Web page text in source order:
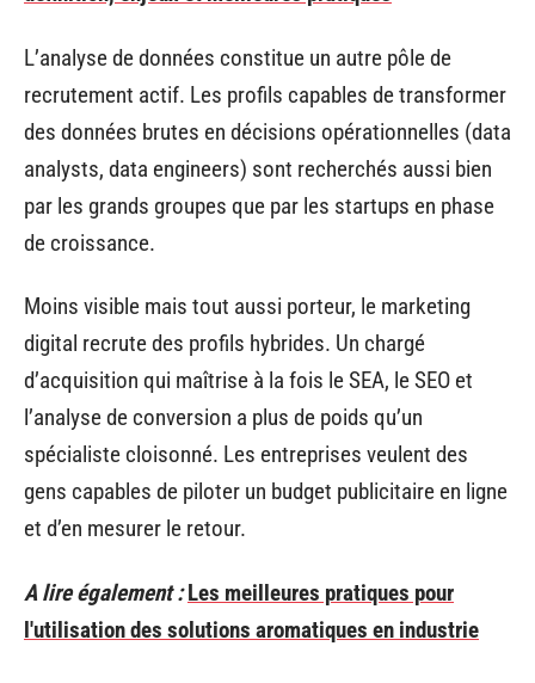
L’analyse de données constitue un autre pôle de
recrutement actif. Les profils capables de transformer
des données brutes en décisions opérationnelles (data
analysts, data engineers) sont recherchés aussi bien
par les grands groupes que par les startups en phase
de croissance.
Moins visible mais tout aussi porteur, le marketing
digital recrute des profils hybrides. Un chargé
d’acquisition qui maîtrise à la fois le SEA, le SEO et
l’analyse de conversion a plus de poids qu’un
spécialiste cloisonné. Les entreprises veulent des
gens capables de piloter un budget publicitaire en ligne
et d’en mesurer le retour.
A lire également : Les meilleures pratiques pour
l'utilisation des solutions aromatiques en industrie